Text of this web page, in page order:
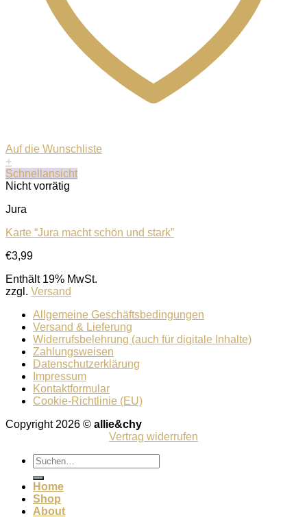
Auf die Wunschliste
+
Schnellansicht
Nicht vorrätig
Jura
Karte “Jura macht schön und stark”
€3,99
Enthält 19% MwSt.
zzgl. Versand
Allgemeine Geschäftsbedingungen
Versand & Lieferung
Widerrufsbelehrung (auch für digitale Inhalte)
Zahlungsweisen
Datenschutzerklärung
Impressum
Kontaktformular
Cookie-Richtlinie (EU)
Copyright 2026 © allie&chy
Vertrag widerrufen
Suchen
nach:
Home
Shop
About